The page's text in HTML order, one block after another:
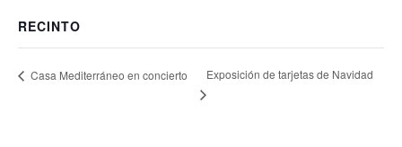
RECINTO
Casa Mediterráneo en concierto Exposición de tarjetas de Navidad